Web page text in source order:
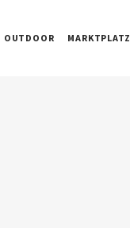
OUTDOOR MARKTPLATZ